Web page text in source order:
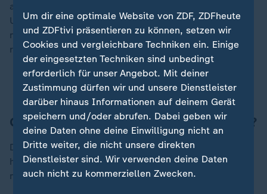
auf die Erde zurück - und verschwinden damit aus der
Umlaufbahn. Oberhalb von 1.000 Kilometern müsse
man dagegen mit 1.000 oder noch mehr Jahren
rechnen.
ISS-Weltraumschrott durchschlägt Hausdach
Gibt es ein internationales Recht im All?
Das All ist kein gänzlich rechtsfreier Raum. Laut Krag
haben die Vereinten Nationen Richtlinien erlassen, die
mehr als 100 Staaten unterschrieben haben.
Um dir eine optimale Website von ZDF, ZDFheute
und ZDFtivi präsentieren zu können, setzen wir
Cookies und vergleichbare Techniken ein. Einige
der eingesetzten Techniken sind unbedingt
erforderlich für unser Angebot. Mit deiner
Zustimmung dürfen wir und unsere Dienstleister
darüber hinaus Informationen auf deinem Gerät
speichern und/oder abrufen. Dabei geben wir
deine Daten ohne deine Einwilligung nicht an
Dritte weiter, die nicht unsere direkten
Dienstleister sind. Wir verwenden deine Daten
auch nicht zu kommerziellen Zwecken.